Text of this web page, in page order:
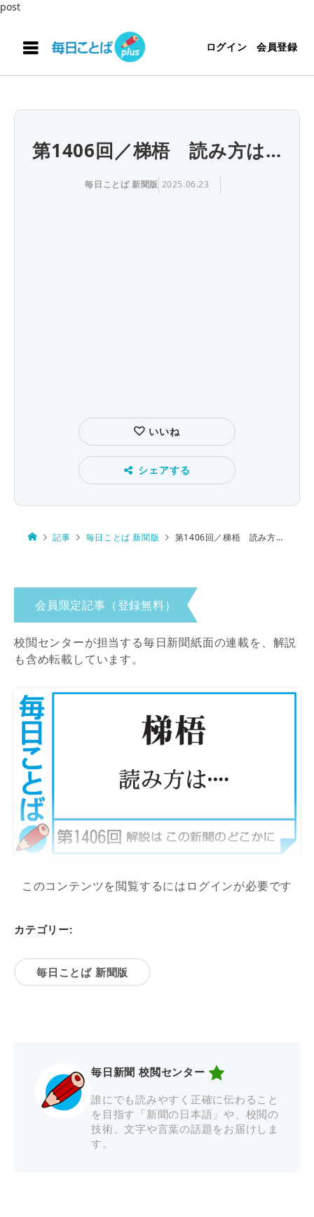
post
ログイン 会員登録
第1406回／梯梧 読み方は…
毎日ことば 新聞版 2025.06.23
いいね
シェアする
記事 毎日ことば 新聞版 第1406回／梯梧 読み方は…
会員限定記事（登録無料）
校閲センターが担当する毎日新聞紙面の連載を、解説
も含め転載しています。
このコンテンツを閲覧するにはログインが必要です
カテゴリー:
毎日ことば 新聞版
毎日新聞 校閲センター
誰にでも読みやすく正確に伝わること
を目指す「新聞の日本語」や、校閲の
技術、文字や言葉の話題をお届けしま
す。